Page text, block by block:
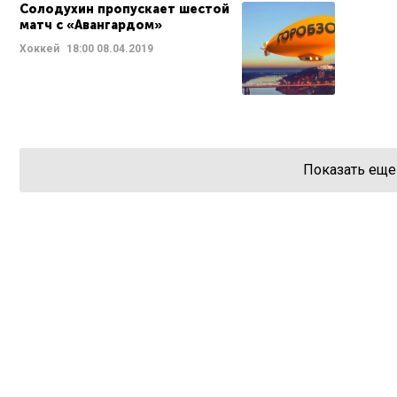
Солодухин пропускает шестой
матч с «Авангардом»
Хоккей 18:00 08.04.2019
Показать